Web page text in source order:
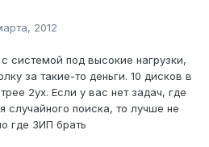
2012
системой под высокие нагрузки,
за такие-то деньги. 10 дисков в
2ух. Если у вас нет задач, где
случайного поиска, то лучше не
где ЗИП брать